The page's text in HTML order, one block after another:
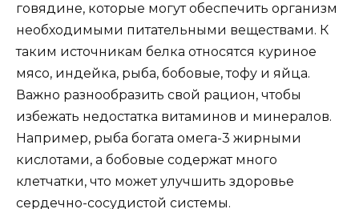
говядине, которые могут обеспечить организм
необходимыми питательными веществами. К
таким источникам белка относятся куриное
мясо, индейка, рыба, бобовые, тофу и яйца.
Важно разнообразить свой рацион, чтобы
избежать недостатка витаминов и минералов.
Например, рыба богата омега-3 жирными
кислотами, а бобовые содержат много
клетчатки, что может улучшить здоровье
сердечно-сосудистой системы.